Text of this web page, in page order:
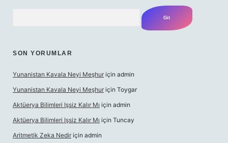
SON YORUMLAR
Yunanistan Kavala Neyi Meşhur için admin
Yunanistan Kavala Neyi Meşhur için Toygar
Aktüerya Bilimleri Işsiz Kalır Mı için admin
Aktüerya Bilimleri Işsiz Kalır Mı için Tuncay
Aritmetik Zeka Nedir için admin